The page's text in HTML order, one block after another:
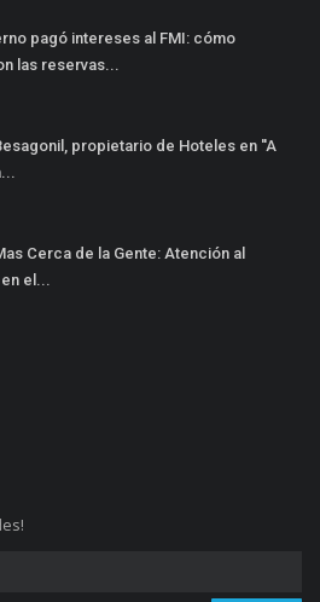
pagó intereses al FMI: cómo
las reservas...
propietario de Hoteles en ''A
Cerca de la Gente: Atención al
el...